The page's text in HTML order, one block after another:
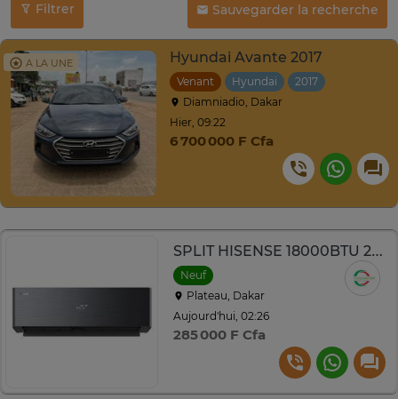
Filtrer Sauvegarder la recherche
A LA UNE Hyundai Avante 2017
Venant Hyundai 2017
Diamniadio, Dakar
Hier, 09:22
6 700 000 F Cfa
SPLIT HISENSE 18000BTU 2CV INVERTER WIFI R410 NOIR
Neuf
Plateau, Dakar
Aujourd'hui, 02:26
285 000 F Cfa